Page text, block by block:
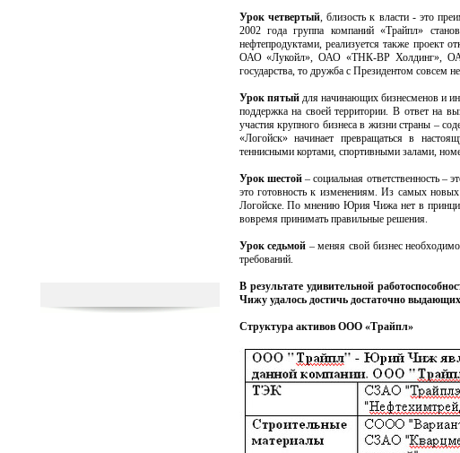
Урок четвертый, близость к власти - это
2002 года группа компаний «Трайпл»
нефтепродуктами, реализуется также проект
ОАО «Лукойл», ОАО «ТНК-ВР Холдинг», ОАО
государства, то дружба с Президентом совсем
Урок пятыйдля начинающих бизнесменов и
поддержка на своей территории. В ответ на
участия крупного бизнеса в жизни страны –
«Логойск» начинает превращаться в
теннисными кортами, спортивными залами,
Урок шестой– социальная ответственность –
это готовность к изменениям. Из самых новых
Логойске. По мнению Юрия Чижа нет в
вовремя принимать правильные решения.
Урок седьмой – меняя свой бизнес
требований.
В результате удивительной
Чижу удалось достичь достаточно
Структура активов ООО «Трайпл»